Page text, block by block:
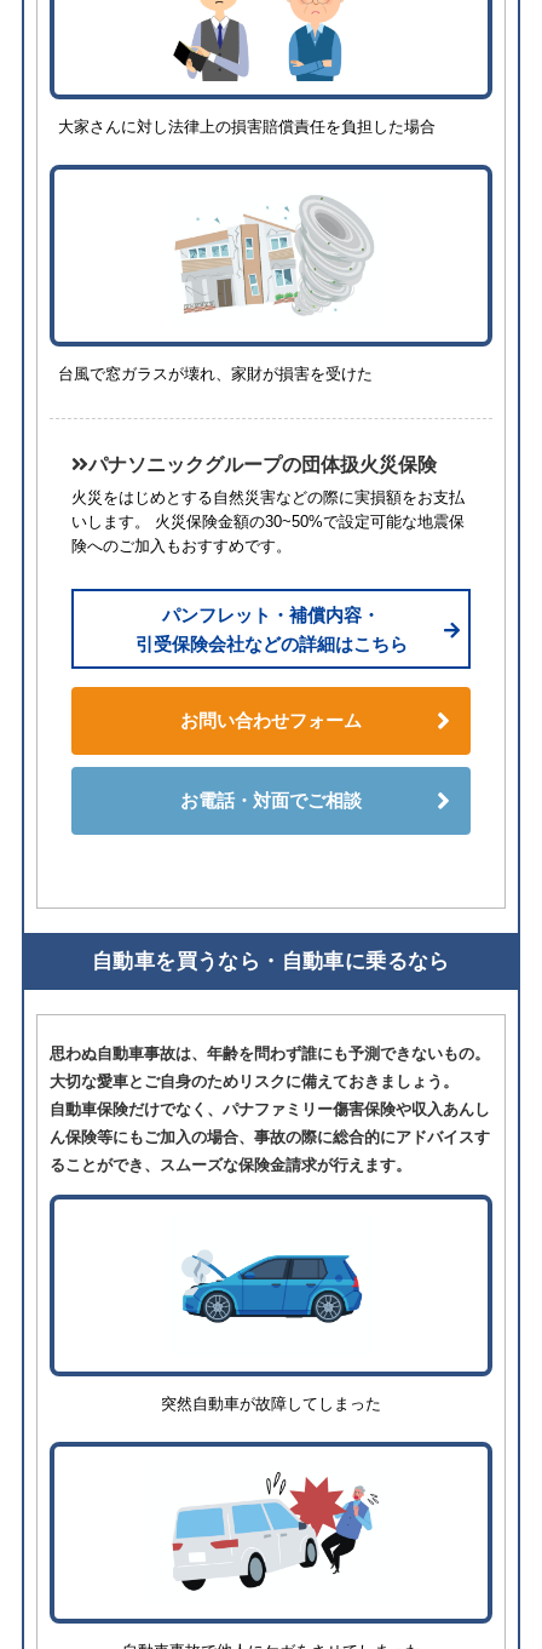
大家さんに対し法律上の損害賠償責任を負担した場合
台風で窓ガラスが壊れ、家財が損害を受けた
パナソニックグループの団体扱火災保険
火災をはじめとする自然災害などの際に実損額をお支払
いします。 火災保険金額の30~50%で設定可能な地震保
険へのご加入もおすすめです。
パンフレット・補償内容・
引受保険会社などの詳細はこちら
お問い合わせフォーム
お電話・対面でご相談
自動車を買うなら・自動車に乗るなら
思わぬ自動車事故は、年齢を問わず誰にも予測できないもの。
大切な愛車とご自身のためリスクに備えておきましょう。
自動車保険だけでなく、パナファミリー傷害保険や収入あんし
ん保険等にもご加入の場合、事故の際に総合的にアドバイスす
ることができ、スムーズな保険金請求が行えます。
突然自動車が故障してしまった